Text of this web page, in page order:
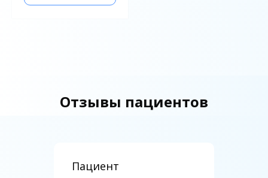
Отзывы пациентов
Пациент